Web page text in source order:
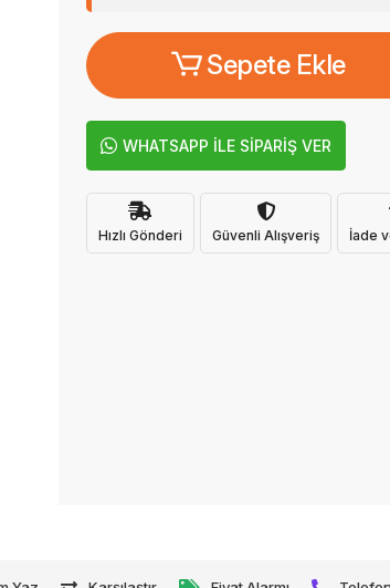
Sepete Ekle
WHATSAPP İLE SİPARİŞ VER
Hızlı Gönderi Güvenli Alışveriş İade